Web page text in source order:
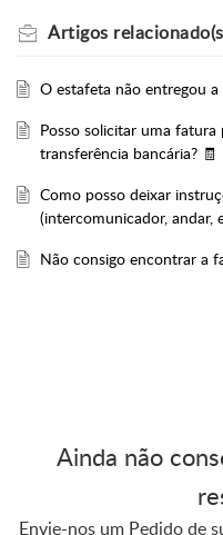
Artigos
O estafeta não entregou
Posso solicitar uma
transferência bancária? 🧾
Como posso deixar
(intercomunicador, andar,
Não consigo encontrar a
Ainda não
Envie-nos um Pedido de